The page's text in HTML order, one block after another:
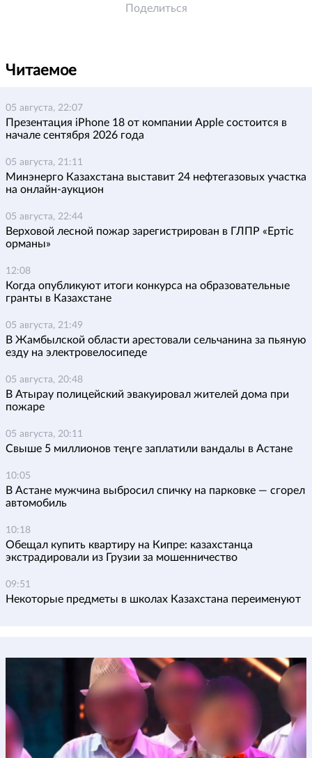
Поделиться
Читаемое
05 августа, 22:07
Презентация iPhone 18 от компании Apple состоится в
начале сентября 2026 года
05 августа, 21:11
Минэнерго Казахстана выставит 24 нефтегазовых участка
на онлайн-аукцион
05 августа, 22:44
Верховой лесной пожар зарегистрирован в ГЛПР «Ертіс
орманы»
12:08
Когда опубликуют итоги конкурса на образовательные
гранты в Казахстане
05 августа, 21:49
В Жамбылской области арестовали сельчанина за пьяную
езду на электровелосипеде
05 августа, 20:48
В Атырау полицейский эвакуировал жителей дома при
пожаре
05 августа, 20:11
Свыше 5 миллионов теңге заплатили вандалы в Астане
10:05
В Астане мужчина выбросил спичку на парковке — сгорел
автомобиль
10:18
Обещал купить квартиру на Кипре: казахстанца
экстрадировали из Грузии за мошенничество
09:51
Некоторые предметы в школах Казахстана переименуют